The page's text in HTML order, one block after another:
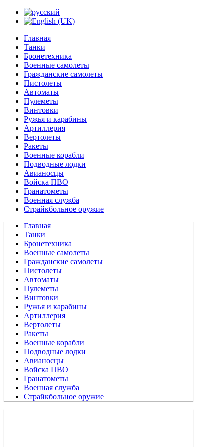
Главная
Танки
Бронетехника
Военные самолеты
Гражданские самолеты
Пистолеты
Автоматы
Пулеметы
Винтовки
Ружья и карабины
Артиллерия
Вертолеты
Ракеты
Военные корабли
Подводные лодки
Авианосцы
Войска ПВО
Гранатометы
Военная служба
Страйкбольное оружие
Главная
Танки
Бронетехника
Военные самолеты
Гражданские самолеты
Пистолеты
Автоматы
Пулеметы
Винтовки
Ружья и карабины
Артиллерия
Вертолеты
Ракеты
Военные корабли
Подводные лодки
Авианосцы
Войска ПВО
Гранатометы
Военная служба
Страйкбольное оружие